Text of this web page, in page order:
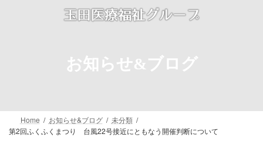
お知らせ&ブログ
Home お知らせ&ブログ
未分類
第2回ふくふくまつり 台風22号接近にともなう開催判断について